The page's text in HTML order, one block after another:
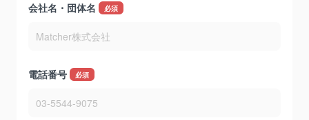
会社名・団体名
電話番号